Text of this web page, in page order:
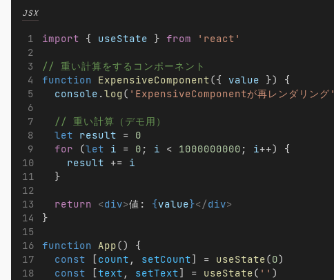
JSX
import { useState } from 'react'
// 重い計算をするコンポーネント
function
ExpensiveComponent({ value }) {
console .log ( 'ExpensiveComponentが再レンダリング'
// 重い計算（デモ用）
let
result = 0
for (let i = 0 ; i < 1000000000 ; i++) {
result += i
  }
return <div>値: {value}</div>
}
function App() {
const [count , setCount] = useState(0)
const [text , setText] = useState( '' )